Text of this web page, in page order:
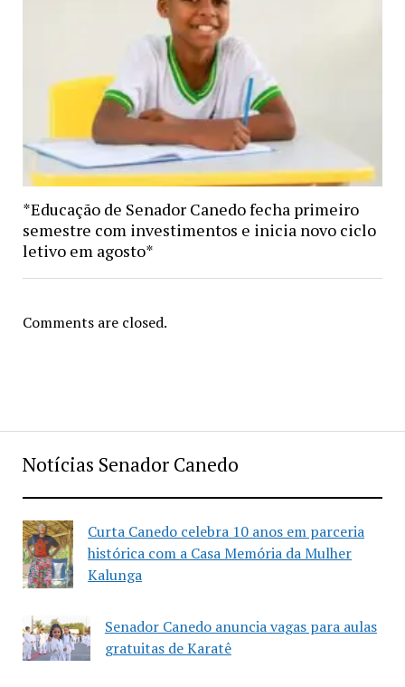
Notícias Senador Canedo
Curta Canedo celebra 10 anos em parceria
histórica com a Casa Memória da Mulher
Kalunga
Senador Canedo anuncia vagas para aulas
gratuitas de Karatê
*Educação de Senador Canedo fecha primeiro
semestre com investimentos e inicia novo ciclo
letivo em agosto*
Comments are closed.